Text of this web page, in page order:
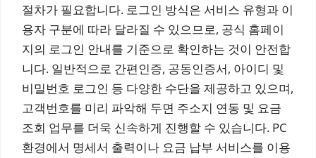
절차가 필요합니다. 로그인 방식은 서비스 유형과 이
용자 구분에 따라 달라질 수 있으므로, 공식 홈페이
지의 로그인 안내를 기준으로 확인하는 것이 안전합
니다. 일반적으로 간편인증, 공동인증서, 아이디 및
비밀번호 로그인 등 다양한 수단을 제공하고 있으며,
고객번호를 미리 파악해 두면 주소지 연동 및 요금
조회 업무를 더욱 신속하게 진행할 수 있습니다. PC
환경에서 명세서 출력이나 요금 납부 서비스를 이용